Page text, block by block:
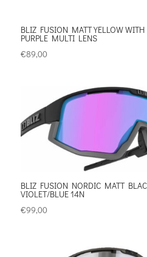
BLIZ FUSION MATT YELLOW WITH
PURPLE MULTI LENS
€89,00
BLIZ FUSION NORDIC MATT
VIOLET/BLUE 14N
€99,00